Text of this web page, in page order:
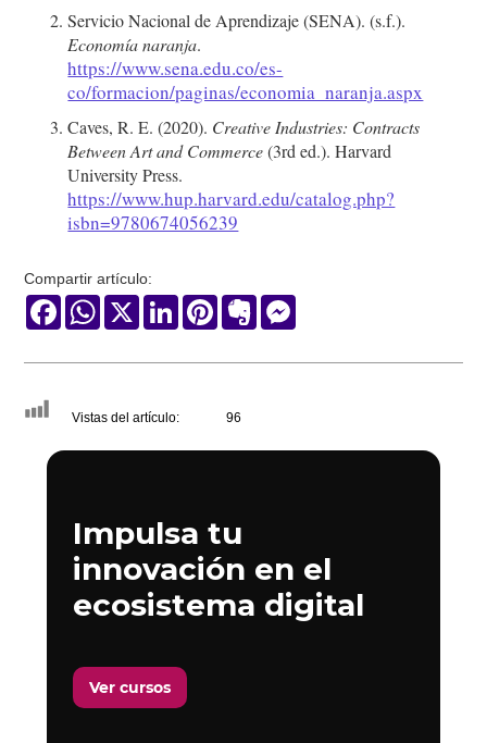
Servicio Nacional de Aprendizaje (SENA). (s.f.).
Economía naranja.
https://www.sena.edu.co/es-
co/formacion/paginas/economia_naranja.aspx
Caves, R. E. (2020). Creative Industries: Contracts
Between Art and Commerce(3rd ed.). Harvard
University Press.
https://www.hup.harvard.edu/catalog.php?
isbn=9780674056239
Compartir artículo:
FacebookWhatsApp
X LinkedInPinterestEvernote
Vistas del artículo: 96
Impulsa tu
innovación en el
ecosistema digital
Ver cursos